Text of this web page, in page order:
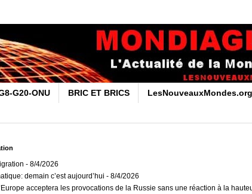
G20-ONU BRIC ET BRICS
- 8/4/2026
demain c’est aujourd’hui - 8/4/2026
acceptera les provocations de la Russie sans une réaction à la